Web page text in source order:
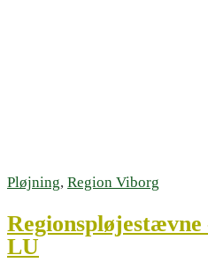
Pløjning, Region Viborg
LU